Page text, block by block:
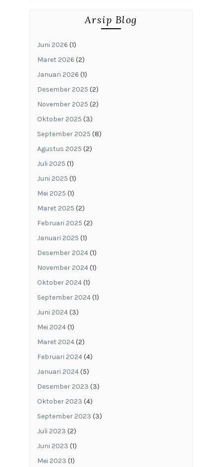
Arsip Blog
Juni 2026 (1)
Maret 2026 (2)
Januari 2026 (1)
Desember 2025 (2)
November 2025 (2)
Oktober 2025 (3)
September 2025 (8)
Agustus 2025 (2)
Juli 2025 (1)
Juni 2025 (1)
Mei 2025 (1)
Maret 2025 (2)
Februari 2025 (2)
Januari 2025 (1)
Desember 2024(1)
November 2024(1)
Oktober 2024(1)
September 2024(1)
Juni 2024(3)
Mei 2024(1)
Maret 2024(2)
Februari 2024(4)
Januari 2024(5)
Desember 2023 (3)
Oktober 2023 (4)
September 2023 (3)
Juli 2023 (2)
Juni 2023 (1)
Mei 2023 (1)